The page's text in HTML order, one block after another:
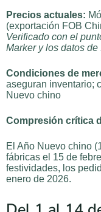
Precios actuales:
(exportación FOB
Verificado con el
Marker y los datos
Condiciones de
aseguran inventario;
Nuevo chino
Compresión crítica
El Año Nuevo chino
fábricas el 15 de
festividades, los
enero de 2026.